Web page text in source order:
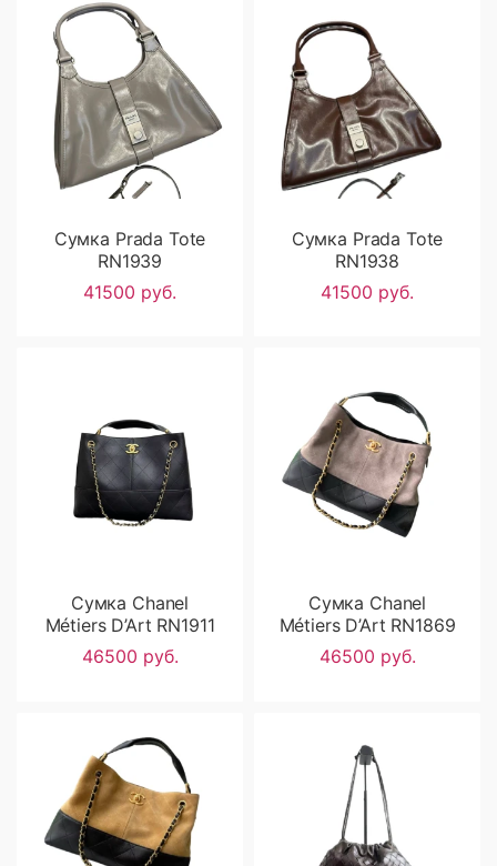
Сумка Prada Tote
RN1939
41500 руб.
Сумка Prada Tote
RN1938
41500 руб.
Сумка Chanel
Métiers D’Art RN1911
46500 руб.
Сумка Chanel
Métiers D’Art RN1869
46500 руб.